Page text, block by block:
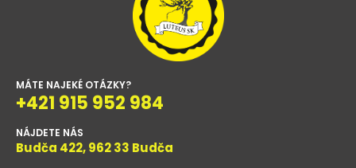
MÁTE NAJEKÉ OTÁZKY?
+421 915 952 984
NÁJDETE NÁS
Budča 422, 962 33 Budča